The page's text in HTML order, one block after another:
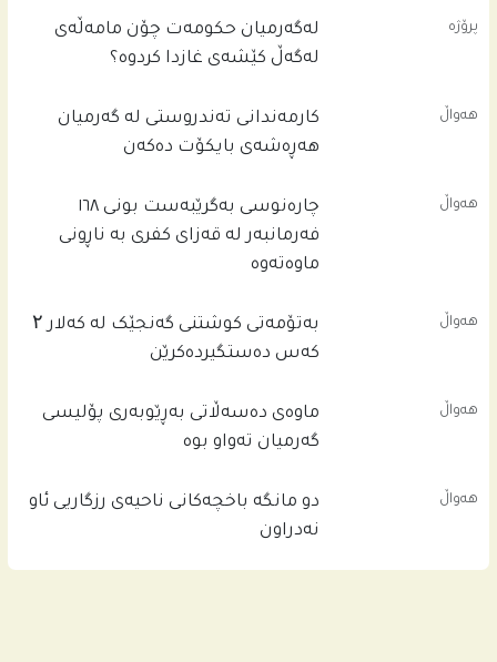
پرۆژە
له‌گه‌رمیان حكومه‌ت چۆن مامه‌ڵه‌ى
له‌گه‌ڵ كێشه‌ى غازدا كردوه‌؟
هەواڵ
کارمەندانی تەندروستی لە گەرمیان
هەڕەشەی بایکۆت دەکەن
هەواڵ
چاره‌نوسى به‌گرێبه‌ست بونى ١٦٨
فه‌رمانبه‌ر له‌ قه‌زاى كفرى به‌ ناڕونى
ماوه‌ته‌وه‌
هەواڵ
بەتۆمەتی کوشتنی گەنجێک لە کەلار ۲
کەس دەستگیردەکرێن
هەواڵ
ماوەی دەسەڵاتی بەڕێوبەری پۆلیسی
گەرمیان تەواو بوە
هەواڵ
دو مانگە باخچەکانی ناحیەی رزگاریی ئاو
نەدراون